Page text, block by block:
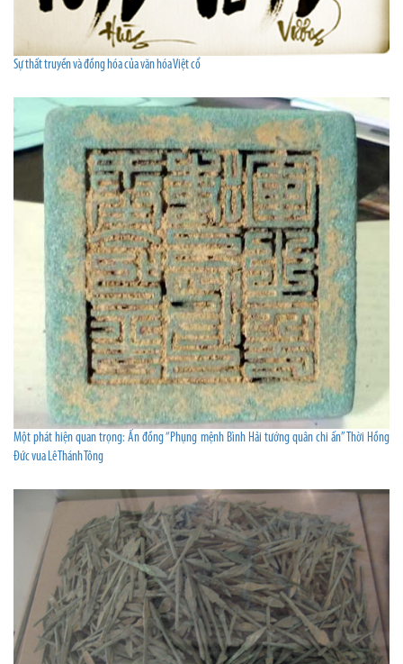
Sự thất truyền và đồng hóa của văn hóa Việt cổ
Một phát hiện quan trọng: Ấn đồng “Phụng mệnh Bình Hải tướng quân chi ấn” Thời Hồng
Đức vua Lê Thánh Tông